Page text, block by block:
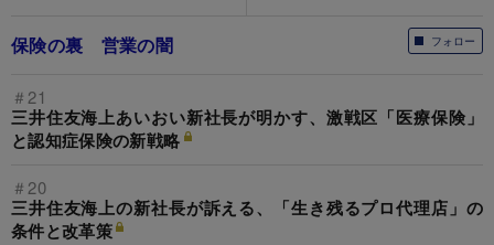
フォロー
保険の裏 営業の闇
＃21
三井住友海上あいおい新社長が明かす、激戦区「医療保険」
と認知症保険の新戦略
＃20
三井住友海上の新社長が訴える、「生き残るプロ代理店」の
条件と改革策